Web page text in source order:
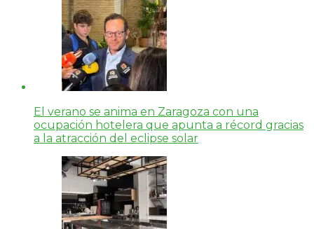
El verano se anima en Zaragoza con una
ocupación hotelera que apunta a récord gracias
a la atracción del eclipse solar